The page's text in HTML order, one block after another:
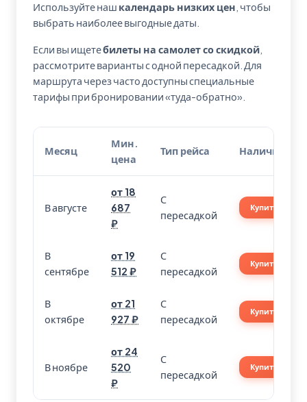
Используйте наш календарь низких цен , чтобы
выбрать наиболее выгодные даты.
Если вы ищетебилеты на самолет со скидкой
рассмотрите варианты с одной пересадкой. Для
маршрута черезчасто доступны специальные
тарифы при бронировании «туда-обратно».
Месяц
Мин.
цена
Тип рейса Наличие
В августе
от 18
687
₽
С
пересадкой
Купить
В
сентябре
от 19
512 ₽
С
пересадкой
Купить
В
октябре
от 21
927 ₽
С
пересадкой
Купить
В ноябре
от 24
520
₽
С
пересадкой
Купить